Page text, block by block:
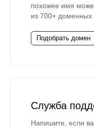
похожее имя
из 700+ доменных
Подобрать домен
Служба
Напишите, если